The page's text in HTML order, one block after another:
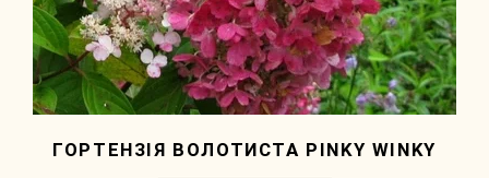
ГОРТЕНЗІЯ ВОЛОТИСТА PINKY WINKY